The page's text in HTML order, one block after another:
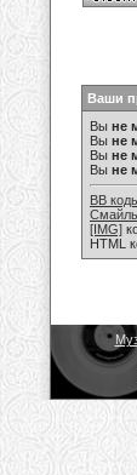
Ваши
Вы не
Вы не
Вы не
Вы не
BB
[IMG]
HTML